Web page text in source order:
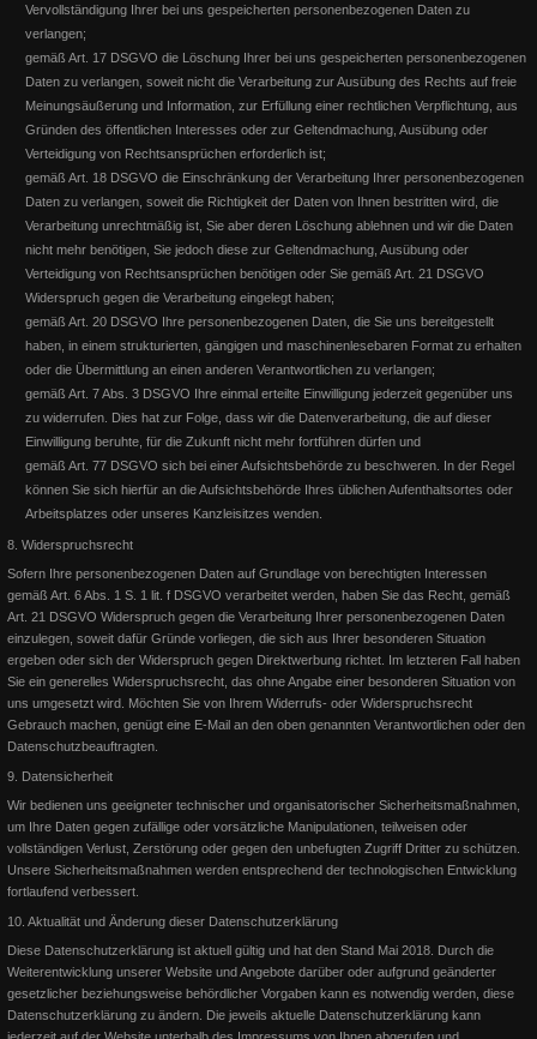
DQHA Zuchtschau Laubach - Fohlen-Schau
"Best of Invy" wird Reserve Sieger auf der Fohlenschau und erhält die
Einladung zum Bundeschampionat!
Weiterlesen
EWU 2015 ... das Turnierjahr
Landesmeisterschaft Rheinland Anfang August Susanne Flesch
Silber Medaille Western Riding mit Invy this Playgirl 4
Weiterlesen
Reitabzeichenlehrgang - Mai 2015
Reitabzeichen Lehrgang auf dem Schlungshof! Alle Teilnehmer haben
mit sehr guten Leistungen bestanden. Ich bin sehr st
Weiterlesen
Vervollständigung Ihrer bei uns gespeicherten personenbezogenen Daten zu
verlangen;
gemäß Art. 17 DSGVO die Löschung Ihrer bei uns gespeicherten personenbezogenen
Daten zu verlangen, soweit nicht die Verarbeitung zur Ausübung des Rechts auf freie
Meinungsäußerung und Information, zur Erfüllung einer rechtlichen Verpflichtung, aus
Gründen des öffentlichen Interesses oder zur Geltendmachung, Ausübung oder
Verteidigung von Rechtsansprüchen erforderlich ist;
gemäß Art. 18 DSGVO die Einschränkung der Verarbeitung Ihrer personenbezogenen
Daten zu verlangen, soweit die Richtigkeit der Daten von Ihnen bestritten wird, die
Verarbeitung unrechtmäßig ist, Sie aber deren Löschung ablehnen und wir die Daten
nicht mehr benötigen, Sie jedoch diese zur Geltendmachung, Ausübung oder
Verteidigung von Rechtsansprüchen benötigen oder Sie gemäß Art. 21 DSGVO
Widerspruch gegen die Verarbeitung eingelegt haben;
gemäß Art. 20 DSGVO Ihre personenbezogenen Daten, die Sie uns bereitgestellt
haben, in einem strukturierten, gängigen und maschinenlesebaren Format zu erhalten
oder die Übermittlung an einen anderen Verantwortlichen zu verlangen;
gemäß Art. 7 Abs. 3 DSGVO Ihre einmal erteilte Einwilligung jederzeit gegenüber uns
zu widerrufen. Dies hat zur Folge, dass wir die Datenverarbeitung, die auf dieser
Einwilligung beruhte, für die Zukunft nicht mehr fortführen dürfen und
gemäß Art. 77 DSGVO sich bei einer Aufsichtsbehörde zu beschweren. In der Regel
können Sie sich hierfür an die Aufsichtsbehörde Ihres üblichen Aufenthaltsortes oder
Arbeitsplatzes oder unseres Kanzleisitzes wenden.
8. Widerspruchsrecht
Sofern Ihre personenbezogenen Daten auf Grundlage von berechtigten Interessen
gemäß Art. 6 Abs. 1 S. 1 lit. f DSGVO verarbeitet werden, haben Sie das Recht, gemäß
Art. 21 DSGVO Widerspruch gegen die Verarbeitung Ihrer personenbezogenen Daten
einzulegen, soweit dafür Gründe vorliegen, die sich aus Ihrer besonderen Situation
ergeben oder sich der Widerspruch gegen Direktwerbung richtet. Im letzteren Fall haben
Sie ein generelles Widerspruchsrecht, das ohne Angabe einer besonderen Situation von
uns umgesetzt wird. Möchten Sie von Ihrem Widerrufs- oder Widerspruchsrecht
Gebrauch machen, genügt eine E-Mail an den oben genannten Verantwortlichen oder den
Datenschutzbeauftragten.
9. Datensicherheit
Wir bedienen uns geeigneter technischer und organisatorischer Sicherheitsmaßnahmen,
um Ihre Daten gegen zufällige oder vorsätzliche Manipulationen, teilweisen oder
vollständigen Verlust, Zerstörung oder gegen den unbefugten Zugriff Dritter zu schützen.
Unsere Sicherheitsmaßnahmen werden entsprechend der technologischen Entwicklung
fortlaufend verbessert.
10. Aktualität und Änderung dieser Datenschutzerklärung
Diese Datenschutzerklärung ist aktuell gültig und hat den Stand Mai 2018. Durch die
Weiterentwicklung unserer Website und Angebote darüber oder aufgrund geänderter
gesetzlicher beziehungsweise behördlicher Vorgaben kann es notwendig werden, diese
Datenschutzerklärung zu ändern. Die jeweils aktuelle Datenschutzerklärung kann